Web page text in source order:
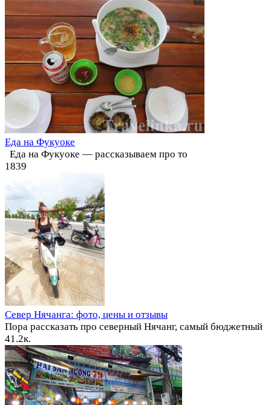
Еда на Фукуоке
Еда на Фукуоке — рассказываем про то
1839
Север Нячанга: фото, цены и отзывы
Пора рассказать про северный Нячанг, самый бюджетный
41.2к.